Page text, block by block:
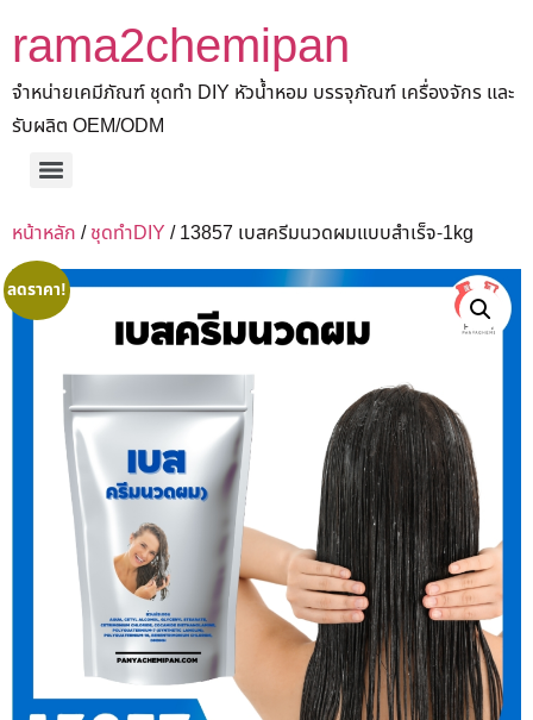
rama2chemipan
จำหน่ายเคมีภัณฑ์ ชุดทำ DIY หัวน้ำหอม บรรจุภัณฑ์ เครื่องจักร และ
รับผลิต OEM/ODM
หน้าหลัก /ชุดทำDIY / 13857 เบสครีมนวดผมแบบสำเร็จ-1kg
ลดราคา!